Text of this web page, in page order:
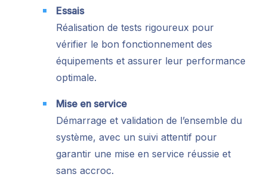
Essais
Réalisation de tests rigoureux pour
vérifier le bon fonctionnement des
équipements et assurer leur performance
optimale.
Mise en service
Démarrage et validation de l’ensemble du
système, avec un suivi attentif pour
garantir une mise en service réussie et
sans accroc.